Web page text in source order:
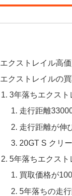
エクストレイル高
エクストレイルの
3年落ちエクス
走行距離
走行距離が伸
20GT S クリ
5年落ちエクス
買取価格が
5年落ちの走